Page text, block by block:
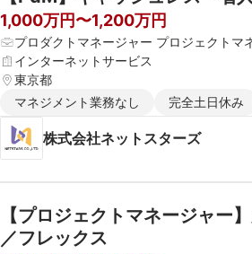
1,000万円〜1,200万円
プロダクトマネージャー プロジェクトマ
インターネットサービス
東京都
マネジメント業務なし
完全土日休み
株式会社ネットスターズ
【プロジェクトマネージャー
／フレックス